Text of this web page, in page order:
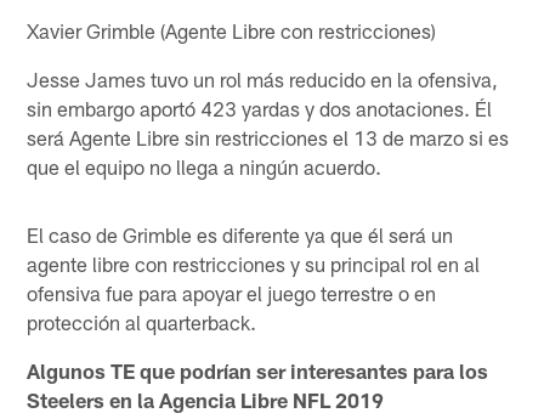
Xavier Grimble (Agente Libre con restricciones)
Jesse James tuvo un rol más reducido en la ofensiva,
sin embargo aportó 423 yardas y dos anotaciones. Él
será Agente Libre sin restricciones el 13 de marzo si es
que el equipo no llega a ningún acuerdo.
El caso de Grimble es diferente ya que él será un
agente libre con restricciones y su principal rol en al
ofensiva fue para apoyar el juego terrestre o en
protección al quarterback.
Algunos TE que podrían ser interesantes para los
Steelers en la Agencia Libre NFL 2019